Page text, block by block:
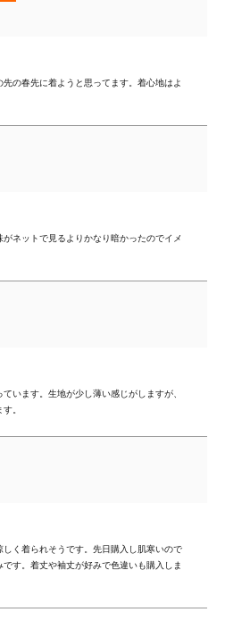
の春先に着ようと思ってます。着心地はよ
ネットで見るよりかなり暗かったのでイメ
います。生地が少し薄い感じがしますが、
。
く着られそうです。先日購入し肌寒いので
す。着丈や袖丈が好みで色違いも購入しま